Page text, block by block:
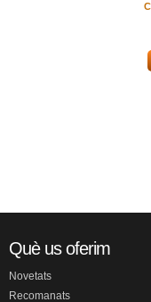
Què us oferim
Novetats
Recomanats